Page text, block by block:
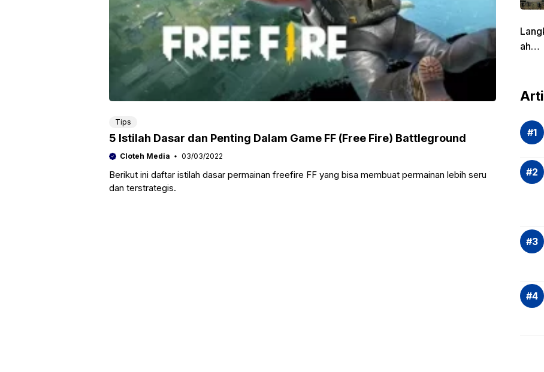
Tips
5 Istilah Dasar dan Penting Dalam Game FF (Free Fire) Battleground
Cloteh Media 03/03/2022
Berikut ini daftar istilah dasar permainan freefire FF yang bisa membuat permainan lebih seru
dan terstrategis.
ah
si
Risiko
asi
Reksa